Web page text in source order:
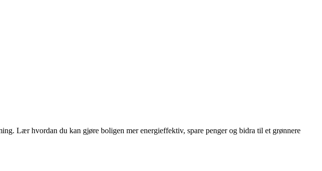
Lær hvordan du kan gjøre boligen mer energieffektiv, spare penger og bidra til et grønnere